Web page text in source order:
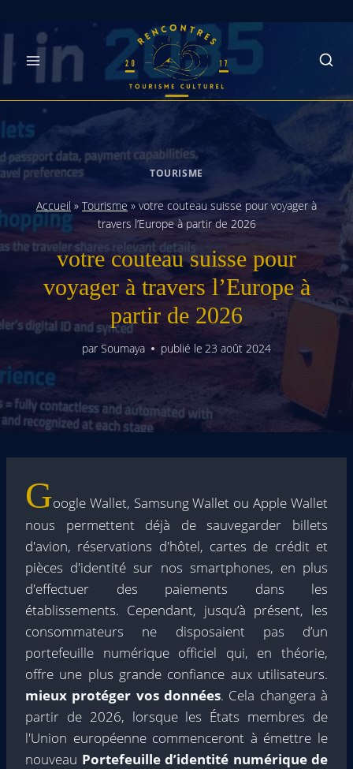
Skip
TOURISME
Accueil » Tourisme»votre couteau suisse pour voyager à
travers l’Europe à partir de 2026
votre couteau suisse pour
voyager à travers l’Europe à
partir de 2026
parSoumaya publié le 23 août 2024
Google Wallet, Samsung Wallet ou Apple Wallet
nous permettent déjà de sauvegarder billets
d'avion, réservations d'hôtel, cartes de crédit et
pièces d'identité sur nos smartphones, en plus
d'effectuer des paiements dans les
établissements. Cependant, jusqu’à présent, les
consommateurs ne disposaient pas d’un
portefeuille numérique officiel qui, en théorie,
offre une plus grande confiance aux utilisateurs.
mieux protéger vos données. Cela changera à
partir de 2026, lorsque les États membres de
l'Union européenne commenceront à émettre le
nouveau Portefeuille d’identité numérique de